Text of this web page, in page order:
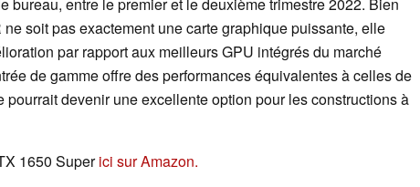
soit pas exactement une carte graphique puissante, elle
par rapport aux meilleurs GPU intégrés du marché
de gamme offre des performances équivalentes à celles de
pourrait devenir une excellente option pour les constructions à
1650 Superici sur Amazon.